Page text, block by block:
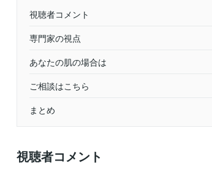
視聴者コメント
専門家の視点
あなたの肌の場合は
ご相談はこちら
まとめ
視聴者コメント